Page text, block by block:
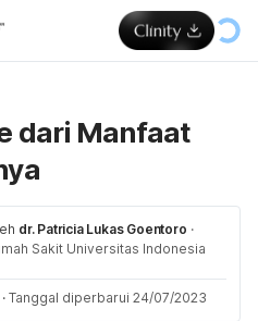
dari Manfaat
dr. Patricia Lukas Goentoro ·
Sakit Universitas Indonesia
· Tanggal diperbarui 24/07/2023